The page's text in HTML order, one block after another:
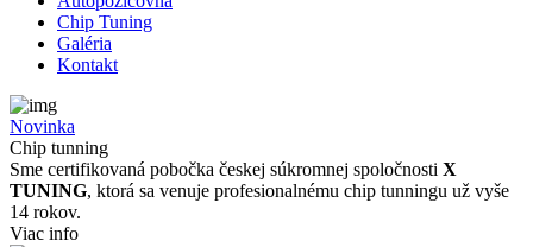
Chip Tuning
Galéria
Kontakt
Novinka
Chip tunning
Sme certifikovaná pobočka českej súkromnej spoločnosti X
TUNING, ktorá sa venuje profesionalnému chip tunningu už vyše
14 rokov.
Viac info